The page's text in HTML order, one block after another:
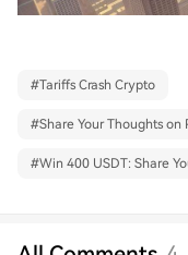
#Tariffs Crash Crypto
#Share Your Thoughts on
#Win 400 USDT: Share